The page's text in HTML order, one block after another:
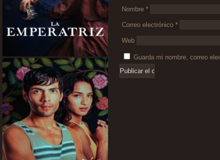
Nombre *
Correo electrónico *
Web
Guarda mi nombre, correo